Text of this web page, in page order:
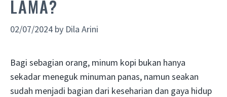
LAMA?
02/07/2024 by Dila Arini
Bagi sebagian orang, minum kopi bukan hanya
sekadar meneguk minuman panas, namun seakan
sudah menjadi bagian dari keseharian dan gaya hidup